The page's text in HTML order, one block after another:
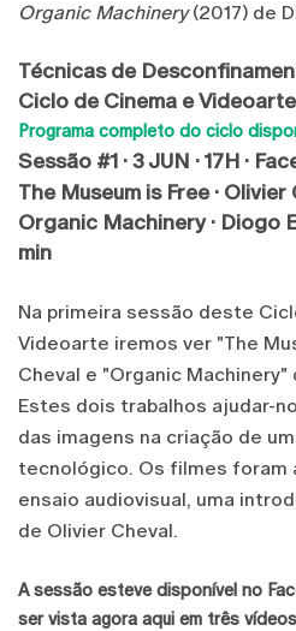
Organic Machinery(2017) de
Técnicas de
Ciclo de Cinema e Videoarte
Programa completo do ciclo
Sessão #1 · 3 JUN · 17H ·
The Museum is Free · Olivier
Organic Machinery · Diogo
min
Na primeira sessão deste
Videoarte iremos ver "The
Cheval e "Organic
Estes dois trabalhos ajudar-
das imagens na criação de
tecnológico. Os filmes foram
ensaio audiovisual, uma
de Olivier Cheval.
A sessão esteve disponível no
ser vista agora aqui em três